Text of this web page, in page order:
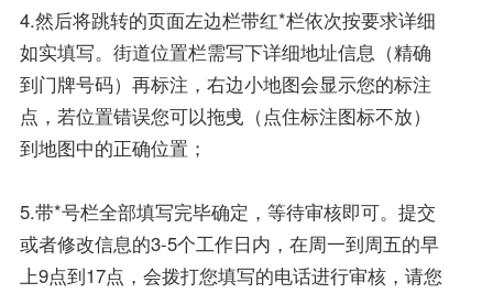
4.然后将跳转的页面左边栏带红*栏依次按要求详细
如实填写。街道位置栏需写下详细地址信息（精确
到门牌号码）再标注，右边小地图会显示您的标注
点，若位置错误您可以拖曵（点住标注图标不放）
到地图中的正确位置；
5.带*号栏全部填写完毕确定，等待审核即可。提交
或者修改信息的3-5个工作日内，在周一到周五的早
上9点到17点，会拨打您填写的电话进行审核，请您